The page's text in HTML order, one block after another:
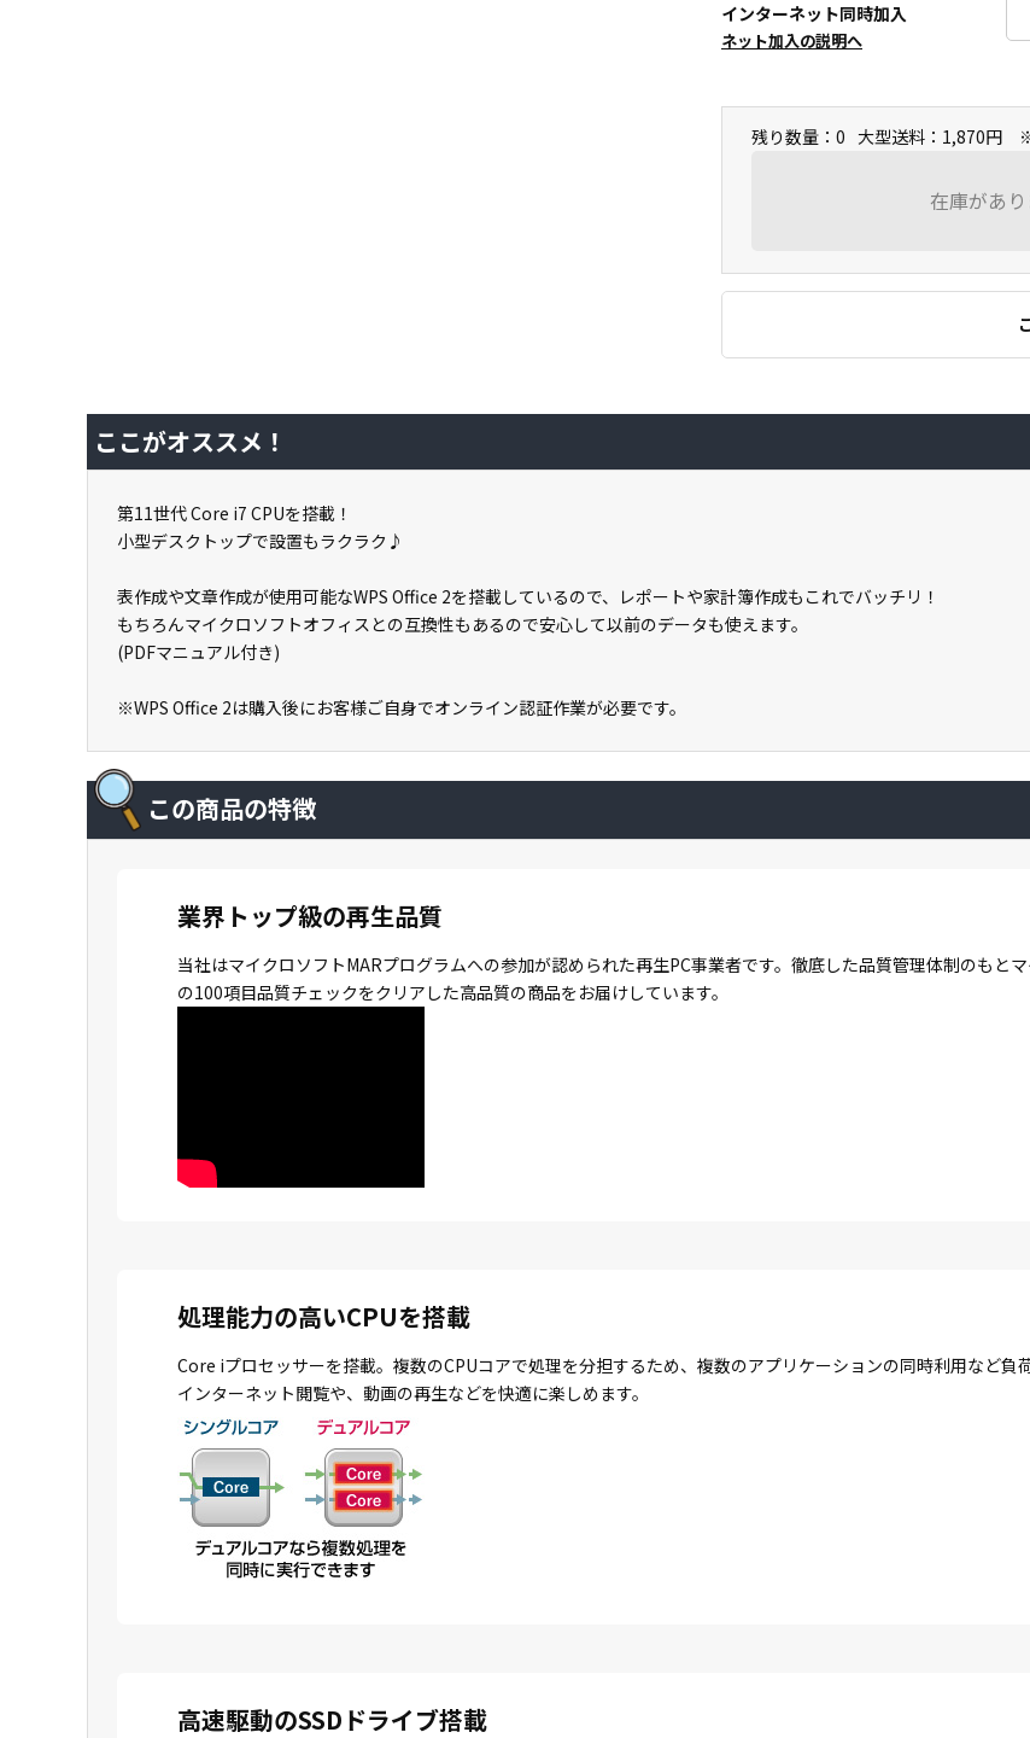
インターネット同時加入
ネット加入の説明へ
残り数量：0 大型送料：1,870円 ※
在庫があ
ここがオススメ！
第11世代 Core i7 CPUを搭載！
小型デスクトップで設置もラクラク♪
表作成や文章作成が使用可能なWPS Office 2を搭載しているので、レポートや家計簿作成もこれでバッチリ！
もちろんマイクロソフトオフィスとの互換性もあるので安心して以前のデータも使えます。
(PDFマニュアル付き)
※WPS Office 2は購入後にお客様ご自身でオンライン認証作業が必要です。
この商品の特徴
業界トップ級の再生品質
当社はマイクロソフトMARプログラムへの参加が認められた再生PC事業者です。徹底した品質管理体制のもと
の100項目品質チェックをクリアした高品質の商品をお届けしています。
処理能力の高いCPUを搭載
Core iプロセッサーを搭載。複数のCPUコアで処理を分担するため、複数のアプリケーションの同時利用など負
インターネット閲覧や、動画の再生などを快適に楽しめます。
高速駆動のSSDドライブ搭載